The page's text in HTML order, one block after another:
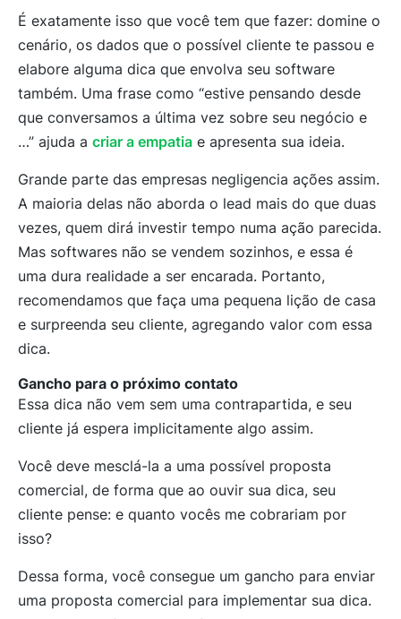
É exatamente isso que você tem que fazer: domine o
cenário, os dados que o possível cliente te passou e
elabore alguma dica que envolva seu software
também. Uma frase como “estive pensando desde
que conversamos a última vez sobre seu negócio e
…” ajuda a criar a empatia e apresenta sua ideia.
Grande parte das empresas negligencia ações assim.
A maioria delas não aborda o lead mais do que duas
vezes, quem dirá investir tempo numa ação parecida.
Mas softwares não se vendem sozinhos, e essa é
uma dura realidade a ser encarada. Portanto,
recomendamos que faça uma pequena lição de casa
e surpreenda seu cliente, agregando valor com essa
dica.
Gancho para o próximo contato
Essa dica não vem sem uma contrapartida, e seu
cliente já espera implicitamente algo assim.
Você deve mesclá-la a uma possível proposta
comercial, de forma que ao ouvir sua dica, seu
cliente pense: e quanto vocês me cobrariam por
isso?
Dessa forma, você consegue um gancho para enviar
uma proposta comercial para implementar sua dica.